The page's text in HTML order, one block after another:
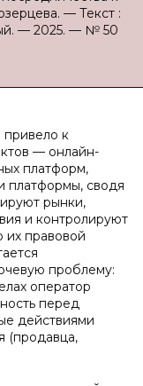
— Текст :
— 2025. — № 50
к
— онлайн-
платформ,
платформы, сводя
рынки,
и контролируют
правовой
проблему:
оператор
перед
действиями
(продавца,